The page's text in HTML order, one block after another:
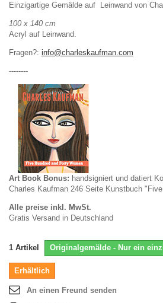
Einzigartige Gemälde auf Leinwand von
100 x 140 cm
Acryl auf Leinwand.
Fragen?: info@charleskaufman.com
--------
Art Book Bonus: handsigniert und datiert
Charles Kaufman 246 Seite Kunstbuch "
Alle preise inkl. MwSt.
Gratis Versand in Deutschland
1 Artikel Originalgemälde - Nur ein
Erhältlich
An einen Freund senden